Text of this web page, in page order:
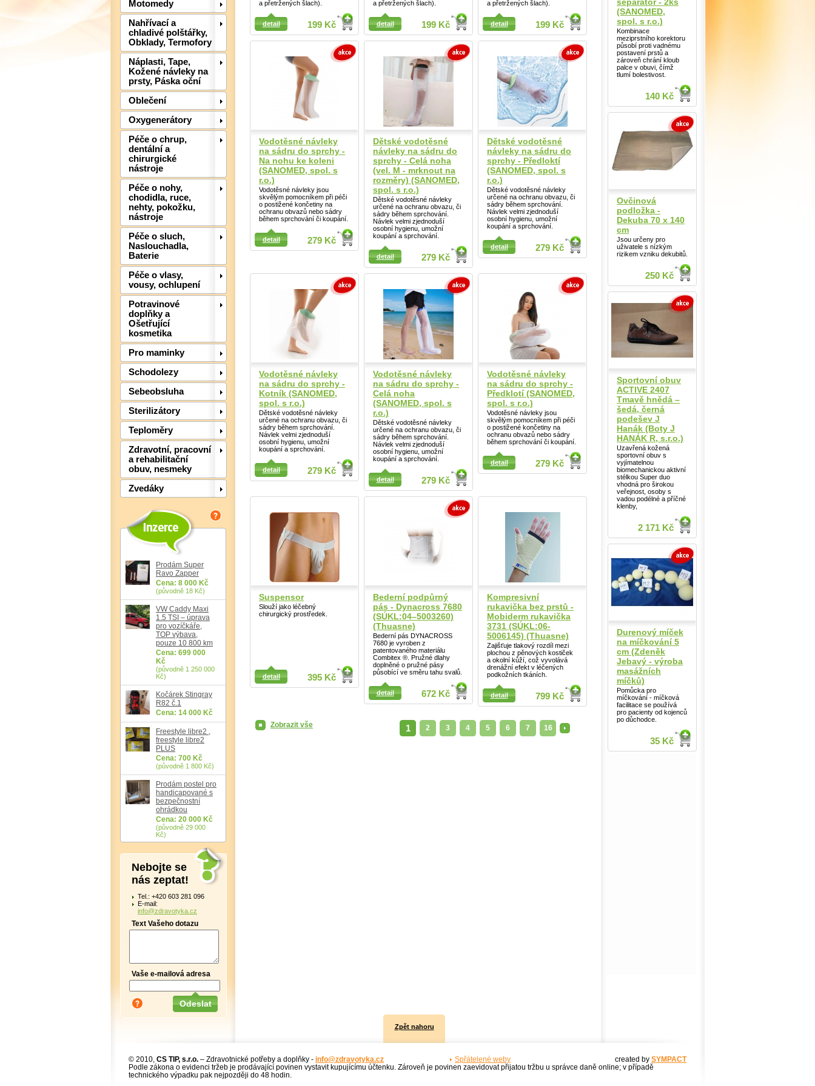
Motomedy
Nahřívací a
chladivé polštářky,
Obklady, Termofory
Náplasti, Tape,
Kožené návleky na
prsty, Páska oční
Oblečení
Oxygenerátory
Péče o chrup,
dentální a
chirurgické
nástroje
Péče o nohy,
chodidla, ruce,
nehty, pokožku,
nástroje
Péče o sluch,
Naslouchadla,
Baterie
Péče o vlasy,
vousy, ochlupení
Potravinové
doplňky a
Ošetřující
kosmetika
Pro maminky
Schodolezy
Sebeobsluha
Sterilizátory
Teploměry
Zdravotní, pracovní
a rehabilitační
obuv, nesmeky
Zvedáky
Prodám Super
Ravo Zapper
Cena: 8 000 Kč
(původně 18 Kč)
VW Caddy Maxi
1.5 TSI – úprava
pro vozíčkáře,
TOP výbava,
pouze 10 800 km
Cena: 699 000
Kč
(původně 1 250 000
Kč)
Kočárek Stingray
R82 č.1
Cena: 14 000 Kč
Freestyle libre2 ,
freestyle libre2
PLUS
Cena: 700 Kč
(původně 1 800 Kč)
Prodám postel pro
handicapované s
bezpečnostní
ohrádkou
Cena: 20 000 Kč
(původně 29 000
Kč)
Nebojte se
nás zeptat!
Tel.: +420 603 281 096
E-mail:
info@zdravotyka.cz
Text Vašeho dotazu
Vaše e-mailová adresa
a přetržených šlach).
199 Kč
detail
a přetržených šlach).
199 Kč
Detail
detail
a přetržených šlach).
199 Kč
Detail
detail
Vodotěsné návleky
na sádru do sprchy -
Na nohu ke koleni
(SANOMED, spol. s
r.o.)
Vodotěsné návleky jsou
skvělým pomocníkem při péči
o postižené končetiny na
ochranu obvazů nebo sádry
během sprchování či koupání.
279 Kč
detail
Dětské vodotěsné
návleky na sádru do
sprchy - Celá noha
(vel. M - mrknout na
rozměry) (SANOMED,
spol. s r.o.)
Dětské vodotěsné návleky
určené na ochranu obvazu, či
sádry během sprchování.
Návlek velmi zjednoduší
osobní hygienu, umožní
koupání a sprchování.
279 Kč
Detail
detail
Dětské vodotěsné
návleky na sádru do
sprchy - Předloktí
(SANOMED, spol. s
r.o.)
Dětské vodotěsné návleky
určené na ochranu obvazu, či
sádry během sprchování.
Návlek velmi zjednoduší
osobní hygienu, umožní
koupání a sprchování.
279 Kč
Detail
detail
Vodotěsné návleky
na sádru do sprchy -
Kotník (SANOMED,
spol. s r.o.)
Dětské vodotěsné návleky
určené na ochranu obvazu, či
sádry během sprchování.
Návlek velmi zjednoduší
osobní hygienu, umožní
koupání a sprchování.
279 Kč
detail
Vodotěsné návleky
na sádru do sprchy -
Celá noha
(SANOMED, spol. s
r.o.)
Dětské vodotěsné návleky
určené na ochranu obvazu, či
sádry během sprchování.
Návlek velmi zjednoduší
osobní hygienu, umožní
koupání a sprchování.
279 Kč
Detail
detail
Vodotěsné návleky
na sádru do sprchy -
Předklotí (SANOMED,
spol. s r.o.)
Vodotěsné návleky jsou
skvělým pomocníkem při péči
o postižené končetiny na
ochranu obvazů nebo sádry
během sprchování či koupání.
279 Kč
Detail
detail
Suspensor
Slouží jako léčebný
chirurgický prostředek.
395 Kč
detail
Bederní podpůrný
pás - Dynacross 7680
(SÚKL:04–5003260)
(Thuasne)
Bederní pás DYNACROSS
7680 je vyroben z
patentovaného materiálu
Combitex ®. Pružné dlahy
doplněné o pružné pásy
působící ve směru tahu svalů.
672 Kč
Detail
detail
Kompresivní
rukavička bez prstů -
Mobiderm rukavička
3731 (SÚKL:06-
5006145) (Thuasne)
Zajišťuje tlakový rozdíl mezi
plochou z pěnových kostiček
a okolní kůží, což vyvolává
drenážní efekt v léčených
podkožních tkáních.
799 Kč
Detail
detail
Zobrazit vše 1 2 3 4 5 6 7 16 >
(SANOMED,
spol. s r.o.)
Kombinace
meziprstního korektoru
působí proti vadnému
postavení prstů a
zároveň chrání kloub
palce v obuvi, čímž
tlumí bolestivost.
140 Kč
Ovčinová
podložka -
Dekuba 70 x 140
cm
Jsou určeny pro
uživatele s nízkým
rizikem vzniku dekubitů.
250 Kč
Detail
Sportovní obuv
ACTIVE 2407
Tmavě hnědá –
šedá, černá
podešev J
Hanák (Boty J
HANÁK R, s.r.o.)
Uzavřená kožená
sportovní obuv s
vyjímatelnou
biomechanickou aktivní
stélkou Super duo
vhodná pro širokou
veřejnost, osoby s
vadou podélné a příčné
klenby,
2 171 Kč
Durenový míček
na míčkování 5
cm (Zdeněk
Jebavý - výroba
masážních
míčků)
Pomůcka pro
míčkování - míčková
facilitace se používá
pro pacienty od kojenců
po důchodce.
35 Kč
Zpět nahoru
© 2010, CS TIP, s.r.o. – Zdravotnické potřeby a doplňky - info@zdravotyka.cz created by SYMPACT
Podle zákona o evidenci tržeb je prodávající povinen vystavit kupujícímu účtenku. Zároveň je povinen zaevidovat přijatou tržbu u správce daně online; v případě
technického výpadku pak nejpozději do 48 hodin.
Spřátelené weby